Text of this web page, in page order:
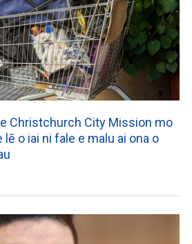
Christchurch City Mission mo
lē o iai ni fale e malu ai ona o